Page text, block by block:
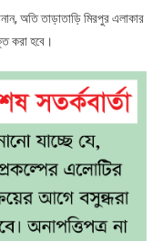
অতি তাড়াতাড়ি মিরপুর এলাকার
করা হবে।